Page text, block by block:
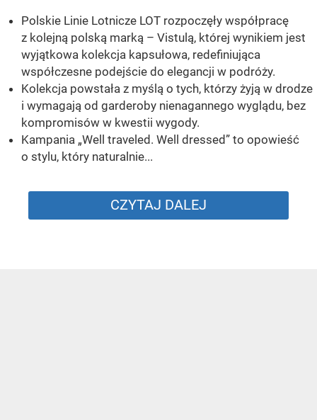
Polskie Linie Lotnicze LOT rozpoczęły współpracę
z kolejną polską marką – Vistulą, której wynikiem jest
wyjątkowa kolekcja kapsułowa, redefiniująca
współczesne podejście do elegancji w podróży.
Kolekcja powstała z myślą o tych, którzy żyją w drodze
i wymagają od garderoby nienagannego wyglądu, bez
kompromisów w kwestii wygody.
Kampania „Well traveled. Well dressed” to opowieść
o stylu, który naturalnie...
CZYTAJ DALEJ